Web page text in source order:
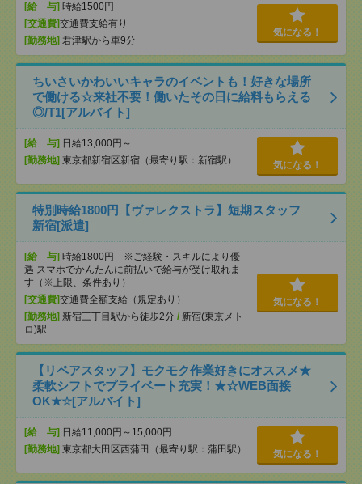
[給 与] 時給1500円
[交通費]交通費支給有り
[勤務地] 君津駅から車9分
気になる！
ちいさいかわいいキャラのイベントも！好きな場所
で働ける☆来社不要！働いたその日に給料もらえる
◎/T1[アルバイト]
[給 与] 日給13,000円～
[勤務地] 東京都新宿区新宿（最寄り駅：新宿駅） 気になる！
特別時給1800円【ヴァレクストラ】短期スタッフ
新宿[派遣]
[給 与] 時給1800円 ※ご経験・スキルにより優
遇 スマホでかんたんに前払いで給与が受け取れま
す（※上限、条件あり）
[交通費]交通費全額支給（規定あり）
[勤務地] 新宿三丁目駅から徒歩2分 / 新宿(東京メト
ロ)駅
気になる！
【リペアスタッフ】モクモク作業好きにオススメ★
柔軟シフトでプライベート充実！★☆WEB面接
OK★☆[アルバイト]
[給 与] 日給11,000円～15,000円
[勤務地] 東京都大田区西蒲田（最寄り駅：蒲田駅） 気になる！